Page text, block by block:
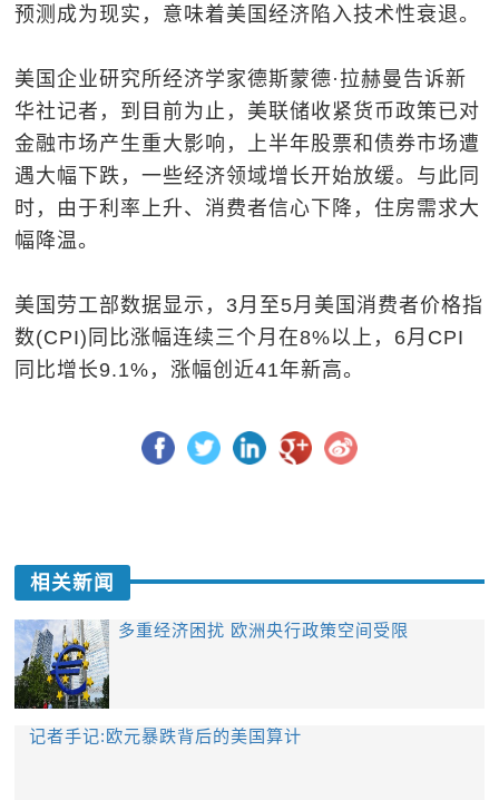
预测成为现实，意味着美国经济陷入技术性衰退。
美国企业研究所经济学家德斯蒙德·拉赫曼告诉新
华社记者，到目前为止，美联储收紧货币政策已对
金融市场产生重大影响，上半年股票和债券市场遭
遇大幅下跌，一些经济领域增长开始放缓。与此同
时，由于利率上升、消费者信心下降，住房需求大
幅降温。
美国劳工部数据显示，3月至5月美国消费者价格指
数(CPI)同比涨幅连续三个月在8%以上，6月CPI
同比增长9.1%，涨幅创近41年新高。
相关新闻
多重经济困扰 欧洲央行政策空间受限
记者手记:欧元暴跌背后的美国算计